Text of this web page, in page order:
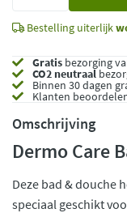
Bestelling uiterlijk
Gratis bezorging
CO2 neutraal
Binnen 30 dagen
Klanten
Omschrijving
Dermo Care
Deze bad & douche
speciaal geschikt